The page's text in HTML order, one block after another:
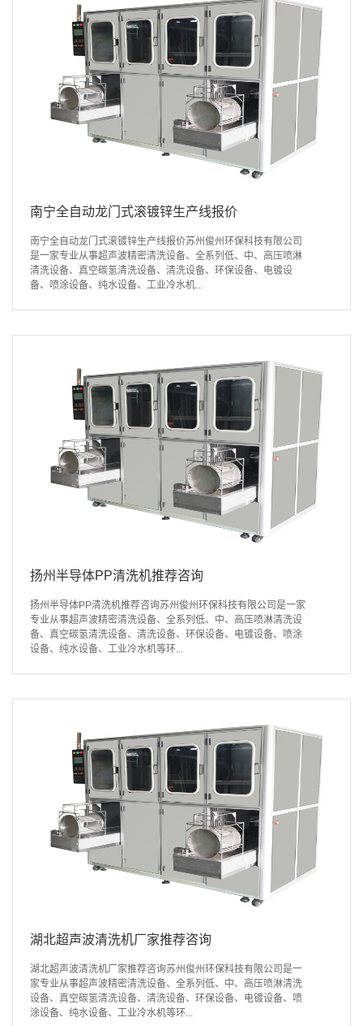
南宁全自动龙门式滚镀锌生产线报价
南宁全自动龙门式滚镀锌生产线报价苏州俊州环保科技有限公司
是一家专业从事超声波精密清洗设备、全系列低、中、高压喷淋
清洗设备、真空碳氢清洗设备、清洗设备、环保设备、电镀设
备、喷涂设备、纯水设备、工业冷水机...
扬州半导体PP清洗机推荐咨询
扬州半导体PP清洗机推荐咨询苏州俊州环保科技有限公司是一家
专业从事超声波精密清洗设备、全系列低、中、高压喷淋清洗设
备、真空碳氢清洗设备、清洗设备、环保设备、电镀设备、喷涂
设备、纯水设备、工业冷水机等环...
湖北超声波清洗机厂家推荐咨询
湖北超声波清洗机厂家推荐咨询苏州俊州环保科技有限公司是一
家专业从事超声波精密清洗设备、全系列低、中、高压喷淋清洗
设备、真空碳氢清洗设备、清洗设备、环保设备、电镀设备、喷
涂设备、纯水设备、工业冷水机等环...